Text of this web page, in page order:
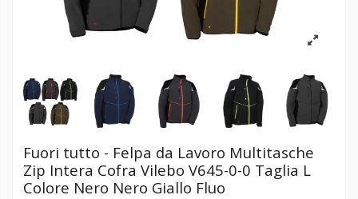
Fuori tutto - Felpa da Lavoro Multitasche
Zip Intera Cofra Vilebo V645-0-0 Taglia L
Colore Nero Nero Giallo Fluo